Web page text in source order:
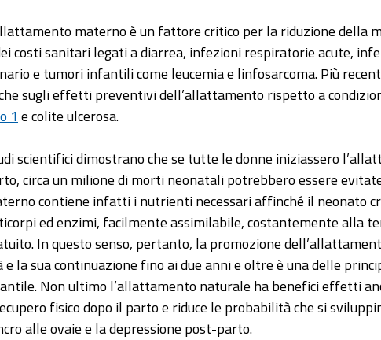
materno è un fattore critico per la riduzione della
costi sanitari legati a diarrea, infezioni respiratorie acute,
e tumori infantili come leucemia e linfosarcoma. Più
sugli effetti preventivi dell’allattamento rispetto a
1 e colite ulcerosa.
scientifici dimostrano che se tutte le donne iniziassero
circa un milione di morti neonatali potrebbero essere
contiene infatti i nutrienti necessari affinché il neonato
ed enzimi, facilmente assimilabile, costantemente alla
In questo senso, pertanto, la promozione
e la sua continuazione fino ai due anni e oltre è una delle
Non ultimo l’allattamento naturale ha benefici effetti
fisico dopo il parto e riduce le probabilità che si
alle ovaie e la depressione post-parto.